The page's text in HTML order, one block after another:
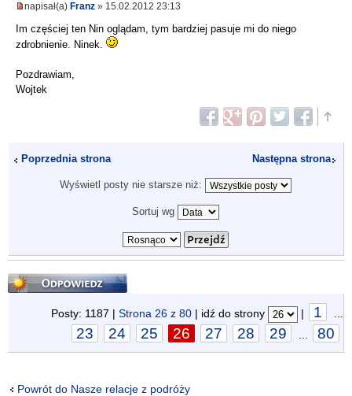
napisał(a) Franz » 15.02.2012 23:13
Im częściej ten Nin oglądam, tym bardziej pasuje mi do niego
zdrobnienie. Ninek.
Pozdrawiam,
Wojtek
Poprzednia strona Następna strona
Wyświetl posty nie starsze niż:
Sortuj wg
Odpowiedz
Posty: 1187 | Strona 26 z 80 | idź do strony | 1 ...
23 24 25 26 27 28 29 ... 80
Powrót do Nasze relacje z podróży